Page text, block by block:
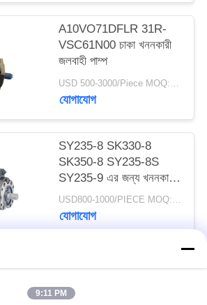
A10VO71DFLR 31R-
VSC61N00 চাকা খননকারী
জলবাহী পাম্প
USD 500-3000/Piece MOQ:1 টুকরা
যোগাযোগ
SY235-8 SK330-8
SK350-8 SY235-8S
SY235-9 এর জন্য খননকারী
K5V140DTP বৈদ্যুতিক
হাইড্রোলিক পাম্প
USD800-1000/PIECE MOQ:1 পিসি
যোগাযোগ
9:11 PM